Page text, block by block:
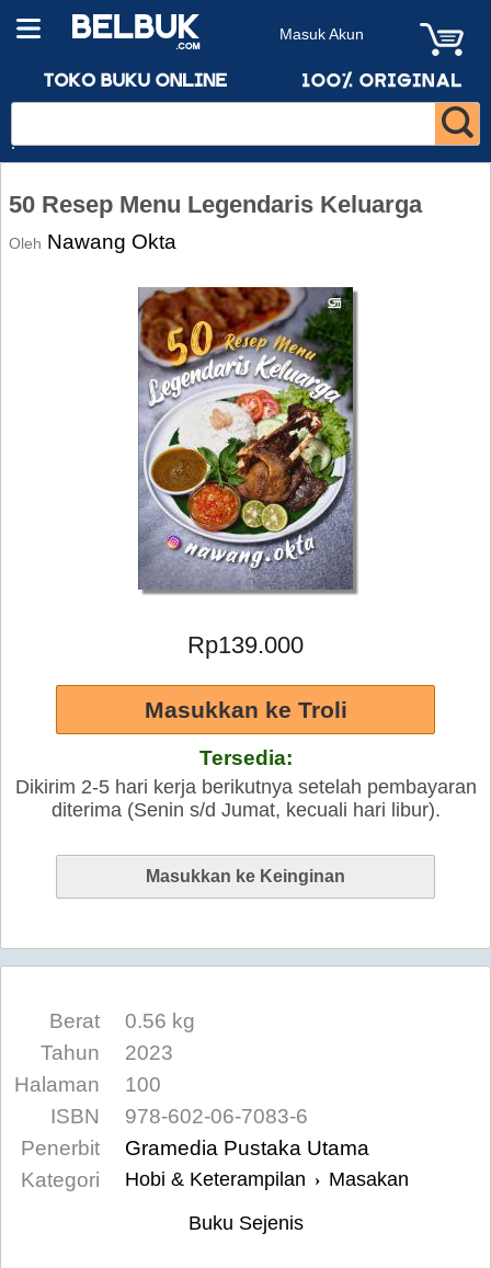
Masuk Akun
50 Resep Menu Legendaris Keluarga
Oleh Nawang Okta
Rp139.000
Tersedia:
Dikirim 2-5 hari kerja berikutnya setelah pembayaran
diterima (Senin s/d Jumat, kecuali hari libur).
Berat
0.56 kg
Tahun
2023
Halaman
100
ISBN
978-602-06-7083-6
Penerbit
Gramedia Pustaka Utama
Kategori
Hobi & Keterampilan › Masakan
Buku Sejenis